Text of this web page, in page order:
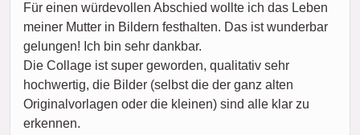
Für einen würdevollen Abschied wollte ich das Leben
meiner Mutter in Bildern festhalten. Das ist wunderbar
gelungen! Ich bin sehr dankbar.
Die Collage ist super geworden, qualitativ sehr
hochwertig, die Bilder (selbst die der ganz alten
Originalvorlagen oder die kleinen) sind alle klar zu
erkennen.